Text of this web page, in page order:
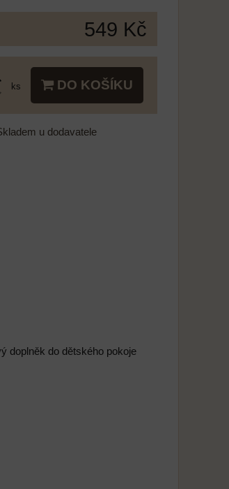
549 Kč
ks DO KOŠÍKU
u dodavatele
doplněk do dětského pokoje